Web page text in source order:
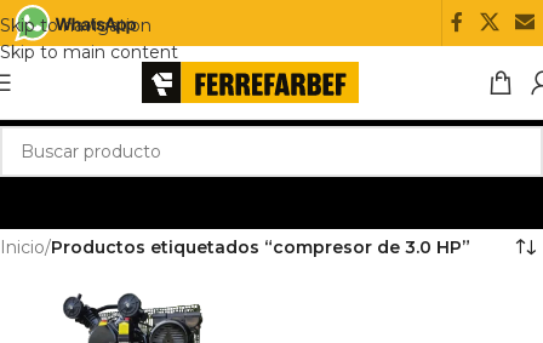
Skip to navigation
Skip to main content
Inicio/Productos etiquetados “compresor de 3.0 HP”